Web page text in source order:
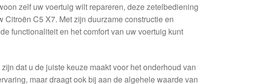
zelf uw voertuig wilt repareren, deze zetelbediening
C5 X7. Met zijn duurzame constructie en
functionaliteit en het comfort van uw voertuig kunt
dat u de juiste keuze maakt voor het onderhoud van
maar draagt ook bij aan de algehele waarde van